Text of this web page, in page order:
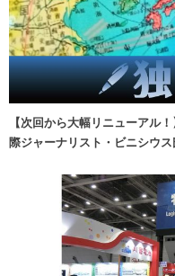
【次回から大幅リニューアル
際ジャーナリスト・ビニシウス